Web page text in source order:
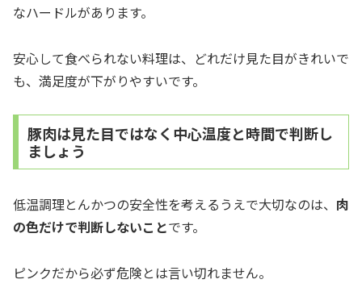
なハードルがあります。
安心して食べられない料理は、どれだけ見た目がきれいで
も、満足度が下がりやすいです。
豚肉は見た目ではなく中心温度と時間で判断し
ましょう
低温調理とんかつの安全性を考えるうえで大切なのは、 肉
の色だけで判断しないことです。
ピンクだから必ず危険とは言い切れません。